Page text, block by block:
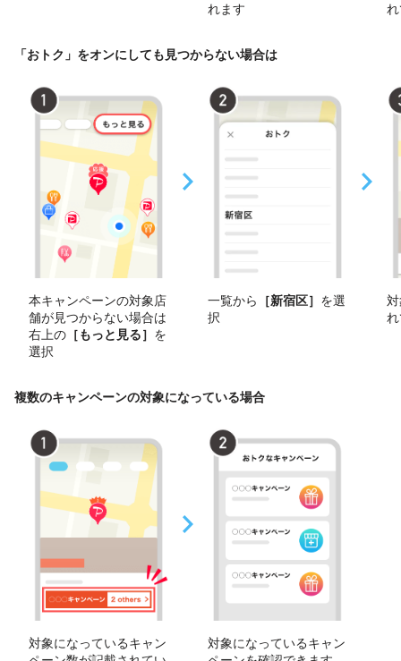
れます
「おトク」をオンにしても見つからない場合は
本キャンペーンの対象店
舗が見つからない場合は
右上の ［もっと見る］ を
選択
一覧から ［新宿区］ を選
択
複数のキャンペーンの対象になっている場合
対象になっているキャン
対象になっているキャン